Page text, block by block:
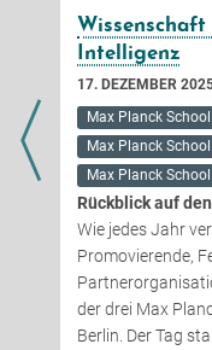
Intelligenz
17. DEZEMBER
Max Planck
Max Planck
Max Planck
Rückblick auf
Wie jedes Jahr
Promovierende,
der drei Max
Berlin. Der Tag